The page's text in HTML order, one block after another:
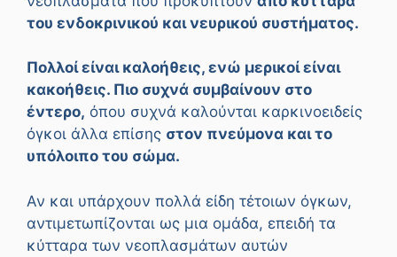
του ενδοκρινικού και νευρικού συστήματος.
Πολλοί είναι καλοήθεις, ενώ μερικοί είναι
κακοήθεις. Πιο συχνά συμβαίνουν στο
έντερο, όπου συχνά καλούνται καρκινοειδείς
όγκοι άλλα επίσης στον πνεύμονα και το
υπόλοιπο του σώμα.
Αν και υπάρχουν πολλά είδη τέτοιων όγκων,
αντιμετωπίζονται ως μια ομάδα, επειδή τα
κύτταρα των νεοπλασμάτων αυτών